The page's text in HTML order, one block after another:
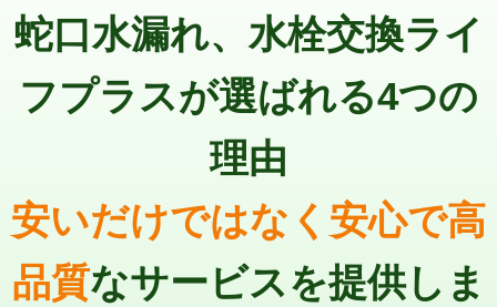
モルタル補修（厚さ10㎝まで） 27,500円
モルタル補修（厚さ10㎝超え）
追加人工 16,500円
止水・漏水調査・防水処理・清掃・修
11,000円
止水・漏水調査・防水処理・清掃・修
22,000円
止水・漏水調査・防水処理・清掃・修
その他部品の脱着 8,800円～
交換・取付（タンク） 22,000円+材料費
蛇口水漏れ、水栓交換ライ
フプラスが選ばれる4つの
理由
安いだけではなく安心で高
品質なサービスを提供しま